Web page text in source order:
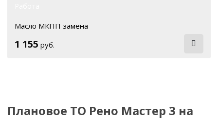
Масло МКПП замена
1 155 руб.
Плановое ТО Рено Мастер 3 на